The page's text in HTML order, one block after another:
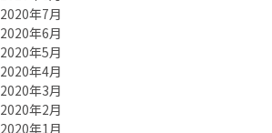
2020年7月
2020年6月
2020年5月
2020年4月
2020年3月
2020年2月
2020年1月